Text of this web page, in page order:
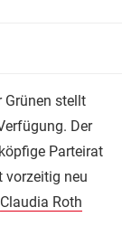
Grünen stellt
Der
Parteirat
vorzeitig neu
Claudia Roth